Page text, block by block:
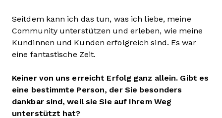
Seitdem kann ich das tun, was ich liebe, meine
Community unterstützen und erleben, wie meine
Kundinnen und Kunden erfolgreich sind. Es war
eine fantastische Zeit.
Keiner von uns erreicht Erfolg ganz allein. Gibt es
eine bestimmte Person, der Sie besonders
dankbar sind, weil sie Sie auf Ihrem Weg
unterstützt hat?